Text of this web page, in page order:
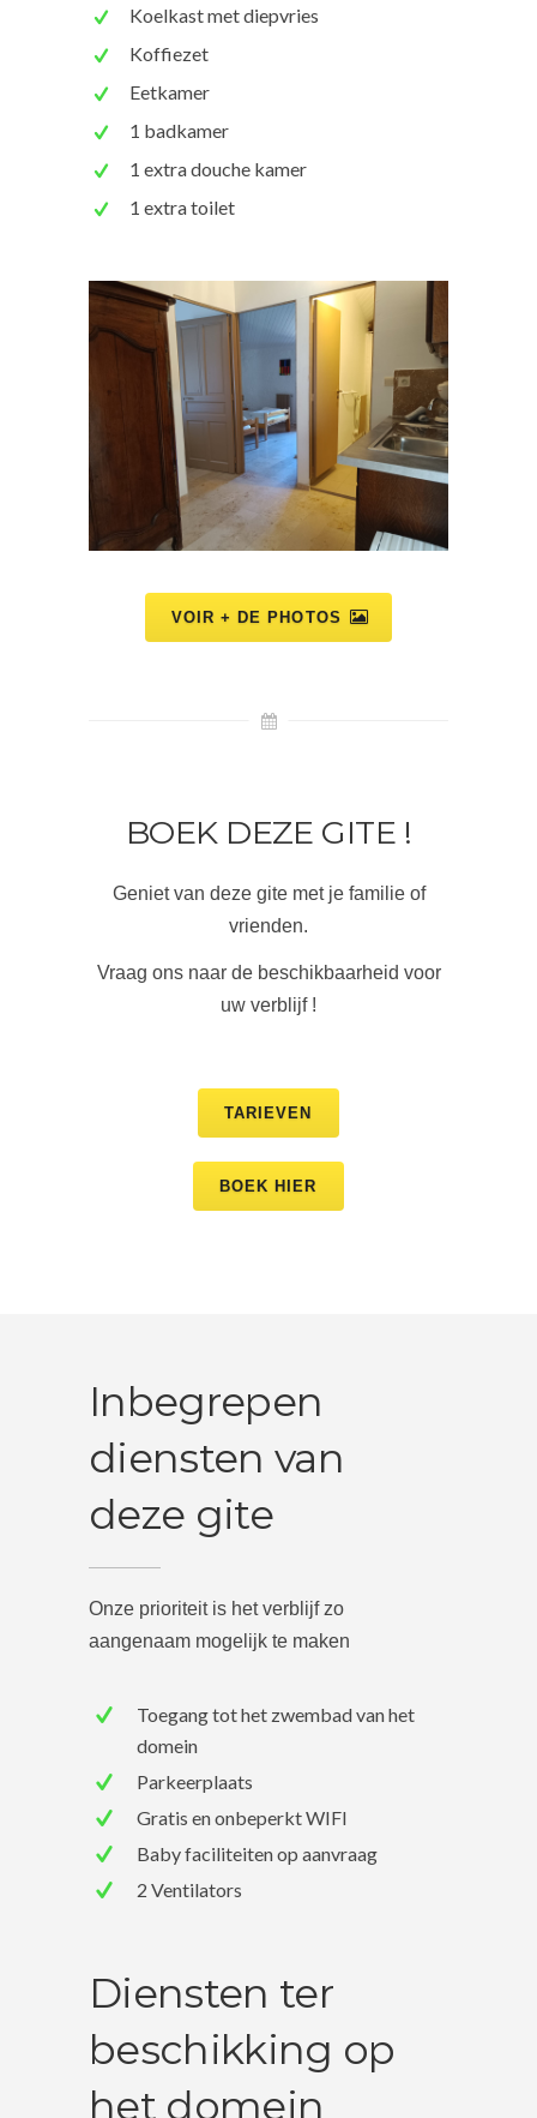
Koelkast met diepvries
Koffiezet
Eetkamer
1 badkamer
1 extra douche kamer
1 extra toilet
VOIR + DE PHOTOS
BOEK DEZE GITE !
Geniet van deze gite met je familie of
vrienden.
Vraag ons naar de beschikbaarheid voor
uw verblijf !
TARIEVEN
BOEK HIER
Inbegrepen
diensten van
deze gite
Onze prioriteit is het verblijf zo
aangenaam mogelijk te maken
Toegang tot het zwembad van het
domein
Parkeerplaats
Gratis en onbeperkt WIFI
Baby faciliteiten op aanvraag
2 Ventilators
Diensten ter
beschikking op
het domein